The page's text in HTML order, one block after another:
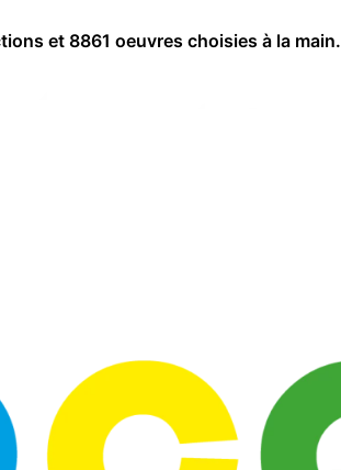
et 8861 oeuvres choisies à la main.